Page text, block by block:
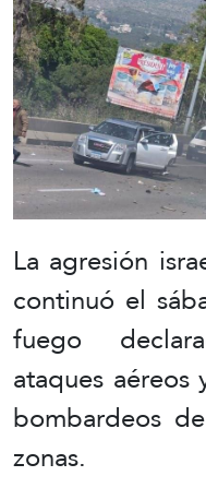
La agresión
continuó el
fuego
ataques
bombardeos
zonas.